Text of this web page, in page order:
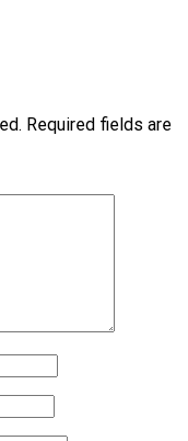
Required fields are